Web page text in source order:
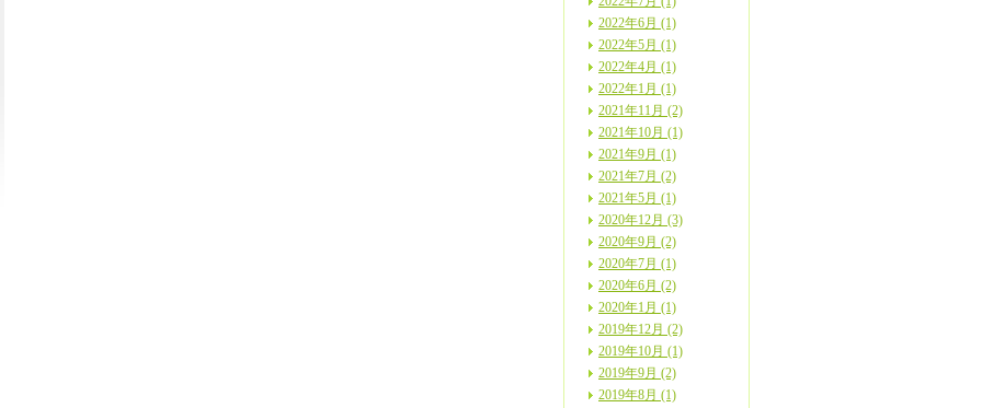
2022年6月 (1)
2022年5月 (1)
2022年4月 (1)
2022年1月 (1)
2021年11月 (2)
2021年10月 (1)
2021年9月 (1)
2021年7月 (2)
2021年5月 (1)
2020年12月 (3)
2020年9月 (2)
2020年7月 (1)
2020年6月 (2)
2020年1月 (1)
2019年12月 (2)
2019年10月 (1)
2019年9月 (2)
2019年8月 (1)